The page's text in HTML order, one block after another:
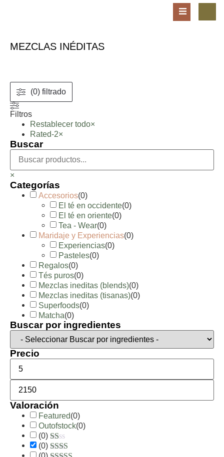
MEZCLAS INÉDITAS
(0) filtrado
Filtros
Restablecer todo×
Rated-2×
Buscar
×
Categorías
Accesorios(0)
El té en occidente(0)
El té en oriente(0)
Tea - Wear(0)
Maridaje y Experiencias(0)
Experiencias(0)
Pasteles(0)
Regalos(0)
Tés puros(0)
Mezclas ineditas (blends)(0)
Mezclas ineditas (tisanas)(0)
Superfoods(0)
Matcha(0)
Buscar por ingredientes
Precio
Valoración
Featured(0)
Outofstock(0)
1
(0)
(0)